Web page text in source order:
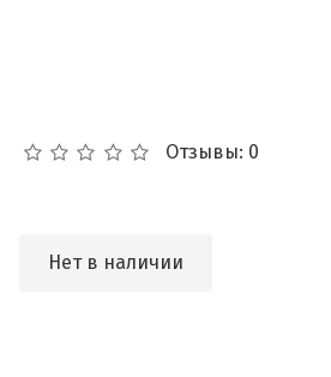
Отзывы: 0
Нет в наличии